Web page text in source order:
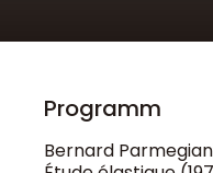
Programm
Bernard